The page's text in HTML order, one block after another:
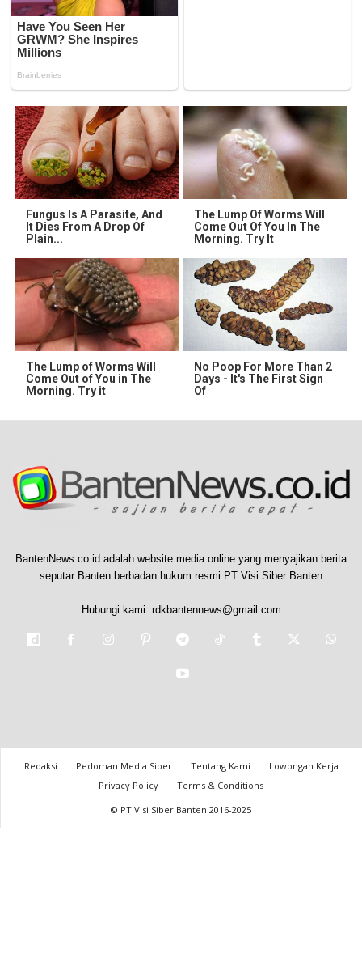
Fungus Is A Parasite, And
It Dies From A Drop Of
Plain...
The Lump Of Worms Will
Come Out Of You In The
Morning. Try It
The Lump of Worms Will
Come Out of You in The
Morning. Try it
No Poop For More Than 2
Days - It's The First Sign
Of
BantenNews.co.id adalah website media online yang menyajikan berita
seputar Banten berbadan hukum resmi PT Visi Siber Banten
Hubungi kami: rdkbantennews@gmail.com
Redaksi Pedoman Media Siber Tentang Kami
Lowongan Kerja
Privacy Policy
Terms & Conditions
© PT Visi Siber Banten 2016-2025